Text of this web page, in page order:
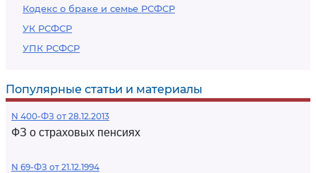
Кодекс о браке и семье РСФСР
УК РСФСР
УПК РСФСР
Популярные статьи и материалы
N 400-ФЗ от 28.12.2013
ФЗ о страховых пенсиях
N 69-ФЗ от 21.12.1994